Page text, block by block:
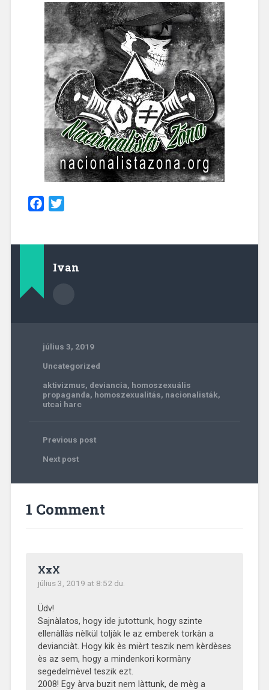
Facebook
Ivan
július 3, 2019
Uncategorized
aktivizmus, deviancia, homoszexuális
propaganda, homoszexualitás, nacionalisták,
utcai harc
Previous post
Next post
1 Comment
XxX
július 3, 2019 at 8:52 du.
Üdv!
Sajnàlatos, hogy ide jutottunk, hogy szinte
ellenàllàs nèlkül toljàk le az emberek torkàn a
devianciàt. Hogy kik ès mièrt teszik nem kèrdèses
ès az sem, hogy a mindenkori kormàny
segedelmèvel teszik ezt.
2008! Egy àrva buzit nem làttunk, de mèg a